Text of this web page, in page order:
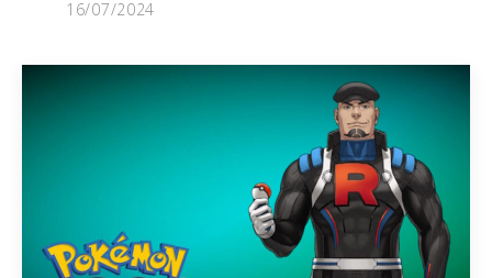
16/07/2024